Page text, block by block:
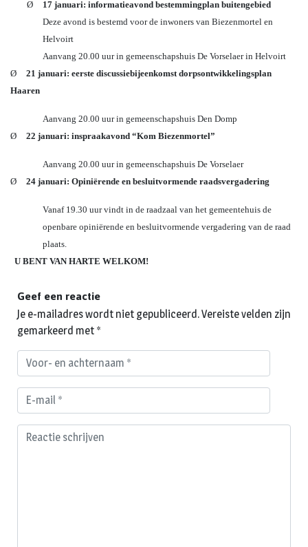
Ø
17 januari: informatieavond bestemmingplan buitengebied
Deze avond is bestemd voor de inwoners van Biezenmortel en
Helvoirt
Aanvang 20.00 uur in gemeenschapshuis De Vorselaer in Helvoirt
Ø
21 januari: eerste discussiebijeenkomst dorpsontwikkelingsplan
Haaren
Aanvang 20.00 uur in gemeenschapshuis Den Domp
Ø
22 januari: inspraakavond “Kom Biezenmortel”
Aanvang 20.00 uur in gemeenschapshuis De Vorselaer
Ø
24 januari: Opiniërende en besluitvormende raadsvergadering
Vanaf 19.30 uur vindt in de raadzaal van het gemeentehuis de
openbare opiniërende en besluitvormende vergadering van de raad
plaats.
U BENT VAN HARTE WELKOM!
Geef een reactie
Je e-mailadres wordt niet gepubliceerd.Vereiste velden zijn
gemarkeerd met *